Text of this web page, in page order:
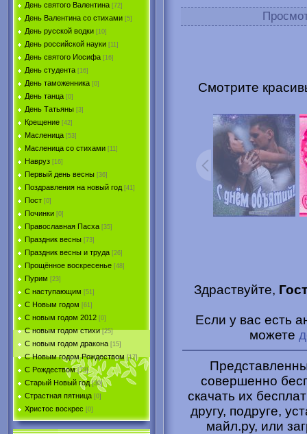
День святого Валентина [72]
День Валентина со стихами [5]
День русской водки [10]
День российской науки [11]
День святого Иосифа [16]
День студента [16]
День таможенника [0]
День танца [0]
День Татьяны [3]
Крещение [42]
Масленица [53]
Масленица со стихами [11]
Навруз [16]
Первый день весны [36]
Поздравления на новый год [41]
Пост [0]
Починки [0]
Православная Пасха [35]
Праздник весны [73]
Праздник весны и труда [26]
Прощённое воскресенье [48]
Пурим [23]
C наступающим [51]
С Новым годом [61]
С новым годом 2012 [0]
С новым годом стихи [25]
С новым годом дракона [15]
C Новым годом Рождеством [17]
С Рождеством [73]
Старый Новый год [30]
Страстная пятница [0]
Христоc воскрес [0]
Смотрите
Здраствуйте,
Если у вас есть
можете
совершенно
скачать их
другу, подруге,
майл.ру, или